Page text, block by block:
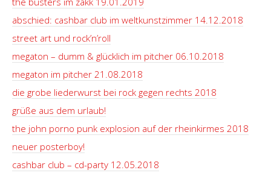
abschied: cashbar club im weltkunstzimmer 14.12.2018
street art und rock’n’roll
megaton – dumm & glücklich im pitcher 06.10.2018
megaton im pitcher 21.08.2018
die grobe liederwurst bei rock gegen rechts 2018
grüße aus dem urlaub!
the john porno punk explosion auf der rheinkirmes 2018
neuer posterboy!
cashbar club – cd-party 12.05.2018